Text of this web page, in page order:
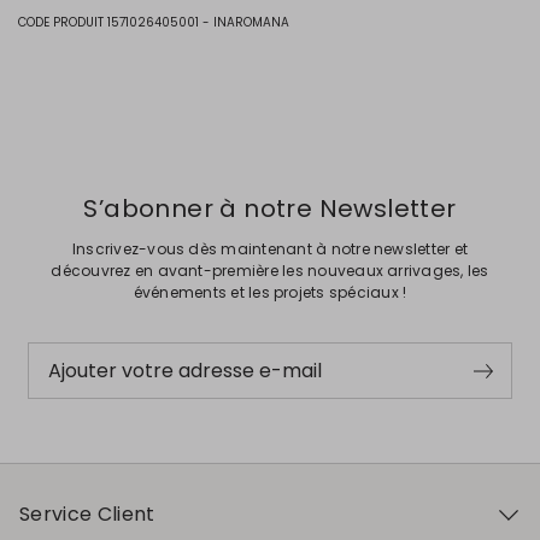
l'eau professionnel.
CODE PRODUIT 1571026405001 - INAROMANA
S’abonner à notre Newsletter
Inscrivez-vous dès maintenant à notre newsletter et
découvrez en avant-première les nouveaux arrivages, les
événements et les projets spéciaux !
Ajouter votre adresse e-mail
Service Client